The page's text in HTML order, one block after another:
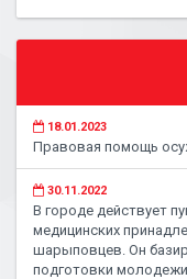
18.01.2023
Правовая помощь
30.11.2022
В городе действует
медицинских
шарыповцев. Он
подготовки